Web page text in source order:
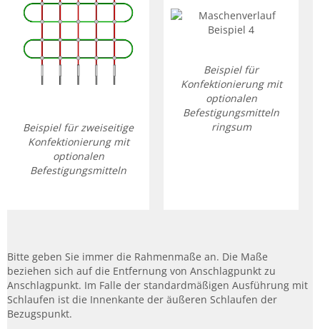
Beispiel für zweiseitige
Konfektionierung mit
optionalen
Befestigungsmitteln
Beispiel für
Konfektionierung mit
optionalen
Befestigungsmitteln
ringsum
Bitte geben Sie immer die Rahmenmaße an. Die Maße
beziehen sich auf die Entfernung von Anschlagpunkt zu
Anschlagpunkt. Im Falle der standardmäßigen Ausführung mit
Schlaufen ist die Innenkante der äußeren Schlaufen der
Bezugspunkt.